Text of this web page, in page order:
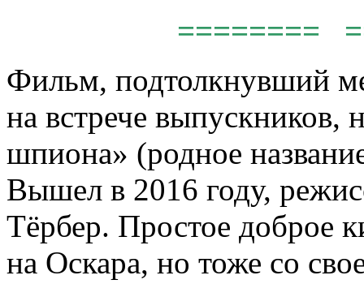
========
Фильм, подтолкнувший
на встрече выпускников,
шпиона» (родное
Вышел в 2016 году,
Тёрбер. Простое доброе
на Оскара, но тоже со